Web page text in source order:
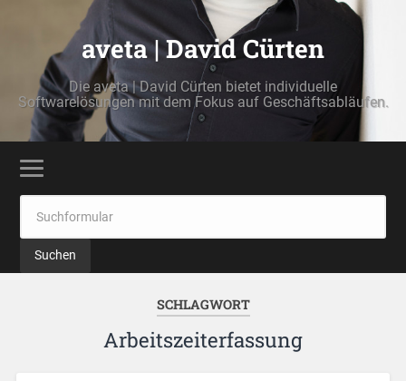
aveta | David Cürten
Die aveta | David Cürten bietet individuelle
Softwarelösungen mit dem Fokus auf Geschäftsabläufen.
SCHLAGWORT
Arbeitszeiterfassung